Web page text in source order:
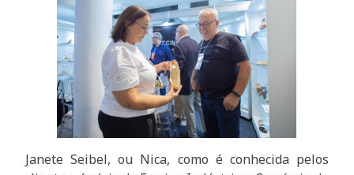
Janete Seibel, ou Nica, como é conhecida pelos